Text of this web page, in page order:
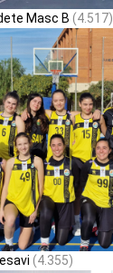
Masc B (4.517)
(4.355)